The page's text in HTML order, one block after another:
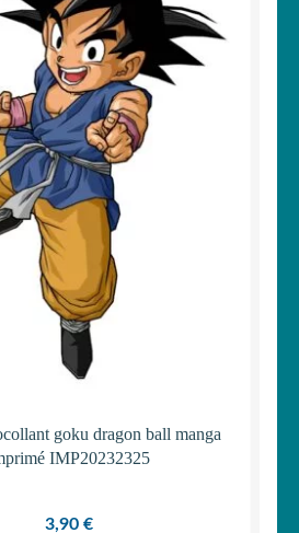
goku dragon ball manga
IMP20232325
3,90 €